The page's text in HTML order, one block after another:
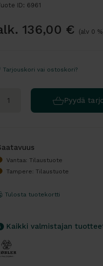
ID: 6961
136,00 € (alv 0
Tarjouskori vai ostoskori?
Pyydä
Vantaa: Tilaustuote
Tampere: Tilaustuote
Tulosta tuotekortti
Kaikki valmistajan